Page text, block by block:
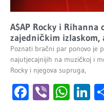
A$AP Rocky i Rihanna
zajedničkim izlaskom,
Poznati bračni par ponovo je
najutjecajnijih na muzičkoj i
Rocky i njegova supruga,
Facebook
Viber